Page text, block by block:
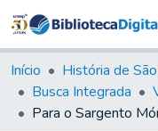
Início História de
Busca Integrada